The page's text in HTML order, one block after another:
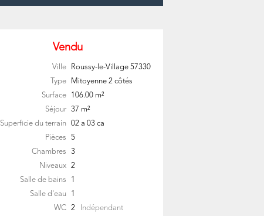
Vendu
Ville Roussy-le-Village 57330
Type
Mitoyenne 2 côtés
Surface
106.00 m²
Séjour
37 m²
Superficie du terrain
02 a 03 ca
Pièces
5
Chambres
3
Niveaux
2
Salle de bains
1
Salle d'eau
1
WC
2
Indépendant